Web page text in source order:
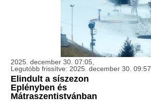
2025. december 30. 07:05,
Legutóbb frissítve: 2025. december 30. 09:57
Elindult a síszezon
Eplényben és
Mátraszentistvánban